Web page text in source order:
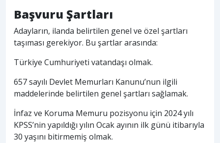
Başvuru Şartları
Adayların, ilanda belirtilen genel ve özel şartları
taşıması gerekiyor. Bu şartlar arasında:
Türkiye Cumhuriyeti vatandaşı olmak.
657 sayılı Devlet Memurları Kanunu’nun ilgili
maddelerinde belirtilen genel şartları sağlamak.
İnfaz ve Koruma Memuru pozisyonu için 2024 yılı
KPSS’nin yapıldığı yılın Ocak ayının ilk günü itibarıyla
30 yaşını bitirmemiş olmak.